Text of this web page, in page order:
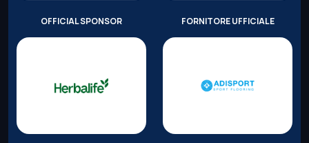
OFFICIAL SPONSOR FORNITORE UFFICIALE